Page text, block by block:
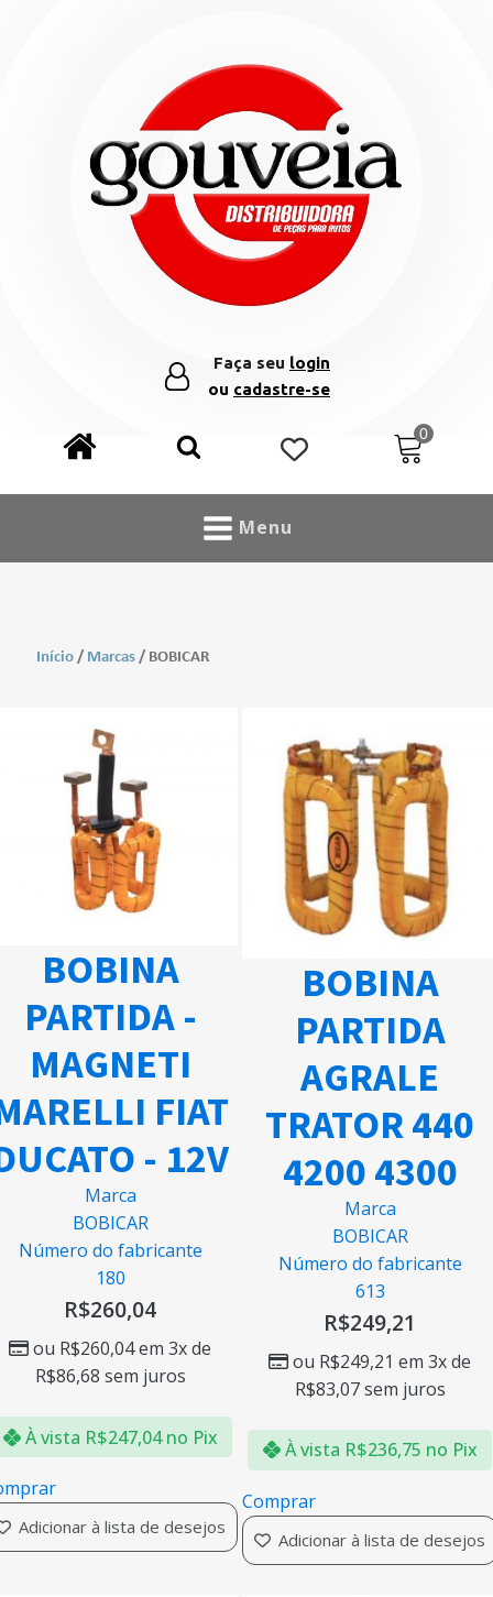
Faça seu login
ou cadastre-se
Menu
Início / Marcas / BOBICAR
BOBINA
PARTIDA -
MAGNETI
FIAT
- 12V
Marca
BOBICAR
Número do fabricante
180
R$260,04
ou R$260,04em 3x de
R$86,68 sem juros
À vista R$247,04 no Pix
Adicionar à lista de desejos
BOBINA
PARTIDA
AGRALE
TRATOR 440
4200 4300
Marca
BOBICAR
Número do fabricante
613
R$249,21
ou R$249,21 em 3x de
R$83,07sem juros
À vista R$236,75 no Pix
Comprar
Adicionar à lista de desejos